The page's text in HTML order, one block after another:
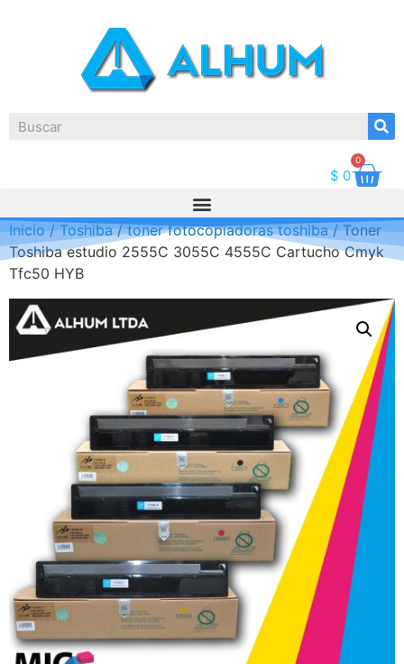
$ 0
0
Inicio/Toshiba/toner fotocopiadoras toshiba/ Toner
Toshiba estudio 2555C 3055C 4555C Cartucho Cmyk
Tfc50 HYB